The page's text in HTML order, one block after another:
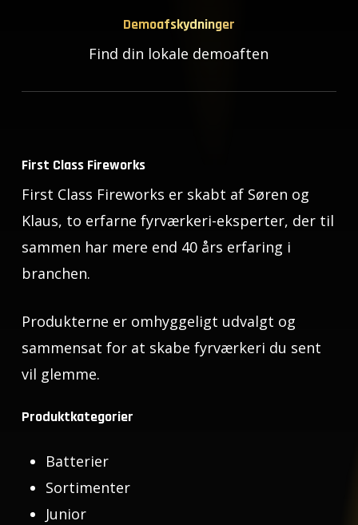
Demoafskydninger
Find din lokale demoaften
First Class Fireworks
First Class Fireworks er skabt af Søren og
Klaus, to erfarne fyrværkeri-eksperter, der til
sammen har mere end 40 års erfaring i
branchen.
Produkterne er omhyggeligt udvalgt og
sammensat for at skabe fyrværkeri du sent
vil glemme.
Produktkategorier
Batterier
Sortimenter
Junior